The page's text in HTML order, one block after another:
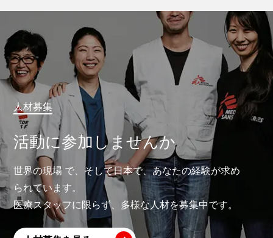
人材募集
活動に参加しませんか
世界の現場 で、そして日本で、あなたの経験が求め
られています。
医療スタッフに限らず、多様な人材を募集中です。